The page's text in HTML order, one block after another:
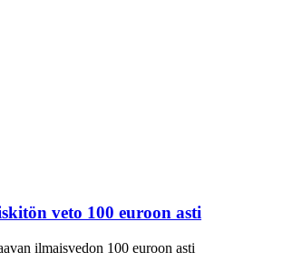
veto 100 euroon asti
ilmaisvedon 100 euroon asti